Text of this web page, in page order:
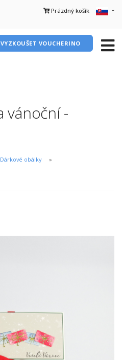
Prázdný košík
VYZKOUŠET VOUCHERINO
vánoční -
Dárkové obálky